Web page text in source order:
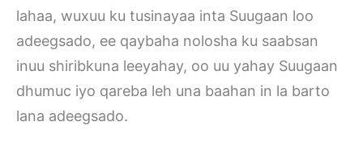
lahaa, wuxuu ku tusinayaa inta Suugaan loo
adeegsado, ee qaybaha nolosha ku saabsan
inuu shiribkuna leeyahay, oo uu yahay Suugaan
dhumuc iyo qareba leh una baahan in la barto
lana adeegsado.